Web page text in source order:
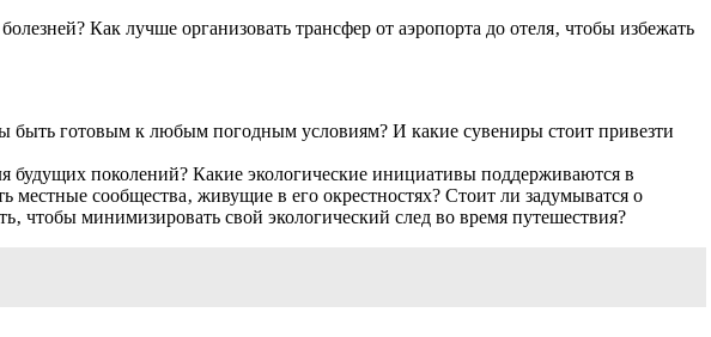
Как лучше организовать трансфер от аэропорта до отеля‚ чтобы избежать
быть готовым к любым погодным условиям? И какие сувениры стоит привезти
будущих поколений? Какие экологические инициативы поддерживаются в
сообщества‚ живущие в его окрестностях? Стоит ли задумыватся о
чтобы минимизировать свой экологический след во время путешествия?